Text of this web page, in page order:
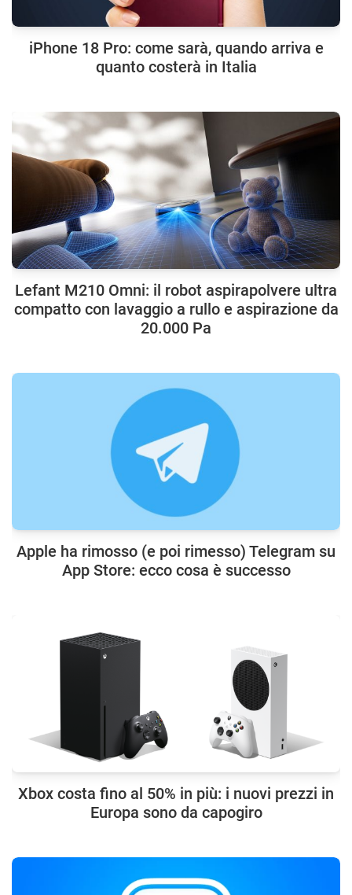
iPhone 18 Pro: come sarà, quando arriva e
quanto costerà in Italia
Lefant M210 Omni: il robot aspirapolvere ultra
compatto con lavaggio a rullo e aspirazione da
20.000 Pa
Apple ha rimosso (e poi rimesso) Telegram su
App Store: ecco cosa è successo
Xbox costa fino al 50% in più: i nuovi prezzi in
Europa sono da capogiro